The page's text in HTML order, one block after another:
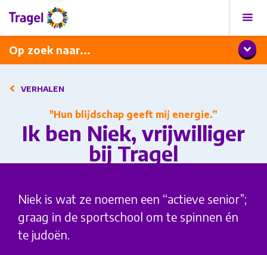
Op zoek naar...
Programma
Diner met wijnarrangement
VERHALEN
"Hun blijdschap geeft mij energie.”
Ik ben Niek, vrijwilliger
bij Tragel
Niek is wat ze noemen een “actieve senior”;
graag in de sportschool om te spinnen én
te judoën.